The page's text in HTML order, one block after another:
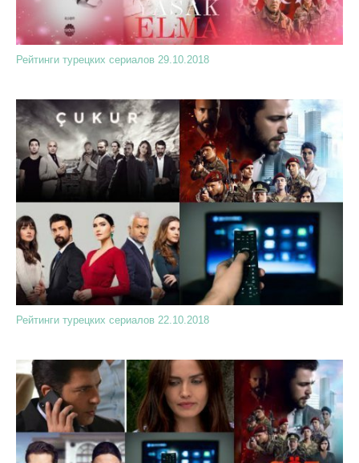
Рейтинги турецких сериалов 29.10.2018
Рейтинги турецких сериалов 22.10.2018